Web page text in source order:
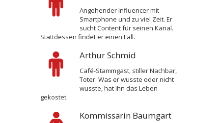
Angehender Influencer mit
Smartphone und zu viel Zeit. Er
sucht Content für seinen Kanal.
Stattdessen findet er einen Fall.
Arthur Schmid
Café-Stammgast, stiller Nachbar,
Toter. Was er wusste oder nicht
wusste, hat ihn das Leben
gekostet.
Kommissarin Baumgart